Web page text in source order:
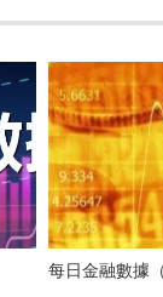
每日金融數據